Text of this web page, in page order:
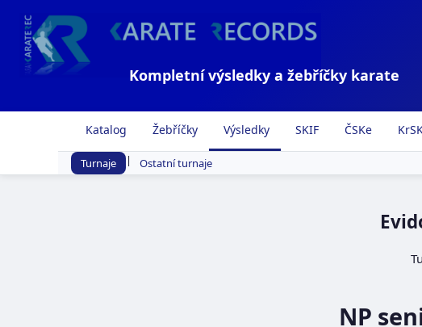
Kompletní výsledky a žebříčky karate
Katalog Žebříčky Výsledky SKIF ČSKe
Turnaje | Ostatní turnaje
NP